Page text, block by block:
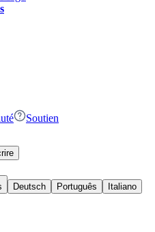
Soutien
Deutsch Português
Italiano